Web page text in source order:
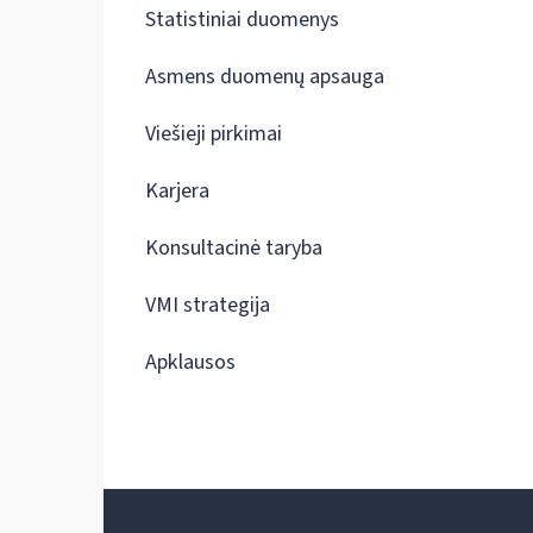
Statistiniai duomenys
Asmens duomenų apsauga
Viešieji pirkimai
Karjera
Konsultacinė taryba
VMI strategija
Apklausos